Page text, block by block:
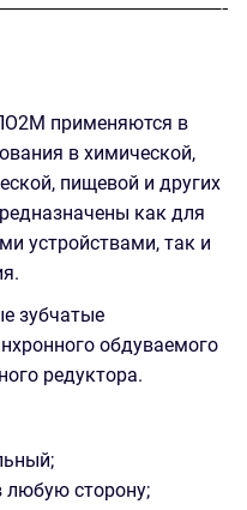
применяются в
в химической,
пищевой и других
как для
устройствами, так и
зубчатые
обдуваемого
редуктора.
любую сторону;